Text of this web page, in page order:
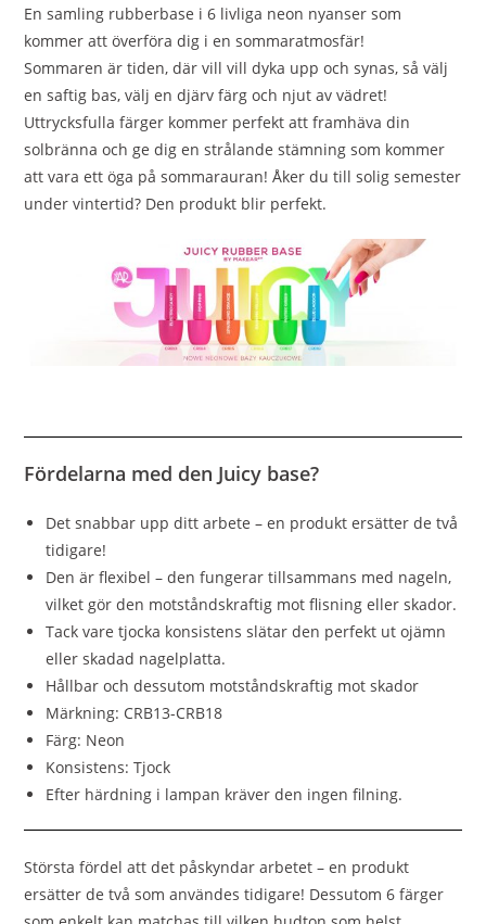
En samling rubberbase i 6 livliga neon nyanser som
kommer att överföra dig i en sommaratmosfär!
Sommaren är tiden, där vill vill dyka upp och synas, så välj
en saftig bas, välj en djärv färg och njut av vädret!
Uttrycksfulla färger kommer perfekt att framhäva din
solbränna och ge dig en strålande stämning som kommer
att vara ett öga på sommarauran! Åker du till solig semester
under vintertid? Den produkt blir perfekt.
Fördelarna med den Juicy base?
Det snabbar upp ditt arbete – en produkt ersätter de två
tidigare!
Den är flexibel – den fungerar tillsammans med nageln,
vilket gör den motståndskraftig mot flisning eller skador.
Tack vare tjocka konsistens slätar den perfekt ut ojämn
eller skadad nagelplatta.
Hållbar och dessutom motståndskraftig mot skador
Märkning: CRB13-CRB18
Färg: Neon
Konsistens: Tjock
Efter härdning i lampan kräver den ingen filning.
Största fördel att det påskyndar arbetet – en produkt
ersätter de två som användes tidigare! Dessutom 6 färger